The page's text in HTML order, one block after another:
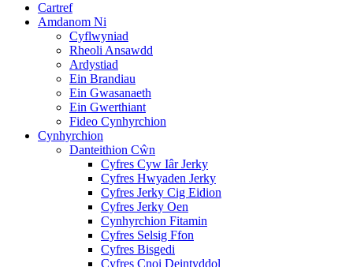
Cartref
Amdanom Ni
Cyflwyniad
Rheoli Ansawdd
Ardystiad
Ein Brandiau
Ein Gwasanaeth
Ein Gwerthiant
Fideo Cynhyrchion
Cynhyrchion
Danteithion Cŵn
Cyfres Cyw Iâr Jerky
Cyfres Hwyaden Jerky
Cyfres Jerky Cig Eidion
Cyfres Jerky Oen
Cynhyrchion Fitamin
Cyfres Selsig Ffon
Cyfres Bisgedi
Cyfres Cnoi Deintyddol